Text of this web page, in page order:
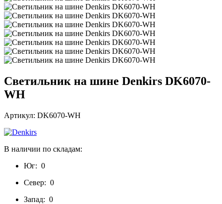
Светильник на шине Denkirs DK6070-
WH
Артикул: DK6070-WH
В наличии по складам:
Юг: 0
Север: 0
Запад: 0